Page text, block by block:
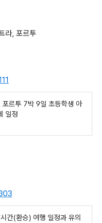
, 포르투
포르투 7박 9일 초등학생 아
일정
간(환승) 여행 일정과 유의